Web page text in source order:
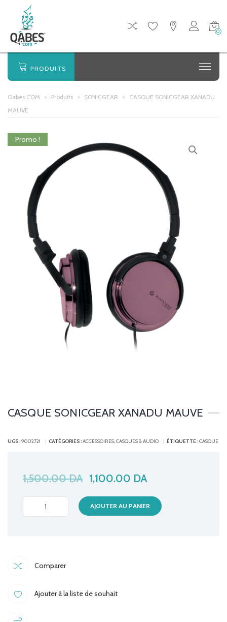
0
PRODUITS
Qabes COM > Produits > SONICGEAR > CASQUE SONICGEAR XANADU
MAUVE
Promo !
CASQUE SONICGEAR XANADU MAUVE
UGS :9002721 CATÉGORIES :ACCESSOIRES CASQUES & AUDIO ÉTIQUETTE :CASQUE
1,500.00DA 1,100.00 DA
CASQUE
SONICGEAR
AJOUTER AU PANIER
Comparer
Ajouter à la liste de souhait